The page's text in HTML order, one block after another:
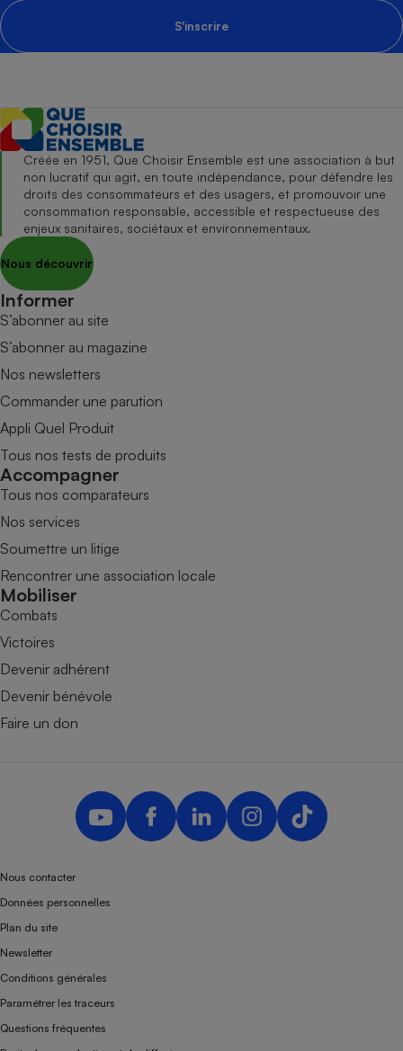
S'inscrire
Créée en 1951, Que Choisir Ensemble est une association à but
non lucratif qui agit, en toute indépendance, pour défendre les
droits des consommateurs et des usagers, et promouvoir une
consommation responsable, accessible et respectueuse des
enjeux sanitaires, sociétaux et environnementaux.
Nous découvrir
Informer
S’abonner au site
S’abonner au magazine
Nos newsletters
Commander une parution
Appli Quel Produit
Tous nos tests de produits
Accompagner
Tous nos comparateurs
Nos services
Soumettre un litige
Rencontrer une association locale
Mobiliser
Combats
Victoires
Devenir adhérent
Devenir bénévole
Faire un don
Nous contacter
Données personnelles
Plan du site
Newsletter
Conditions générales
Paramétrer les traceurs
Questions fréquentes